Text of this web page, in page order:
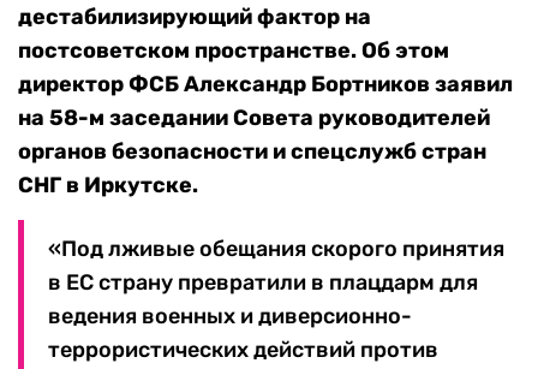
дестабилизирующий фактор на
постсоветском пространстве. Об этом
директор ФСБ Александр Бортников заявил
на 58-м заседании Совета руководителей
органов безопасности и спецслужб стран
СНГ в Иркутске.
«Под лживые обещания скорого принятия
в ЕС страну превратили в плацдарм для
ведения военных и диверсионно-
террористических действий против